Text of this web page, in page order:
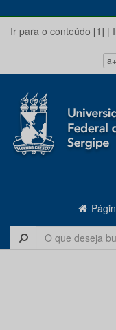
Ir para o conteúdo [1] |
a+